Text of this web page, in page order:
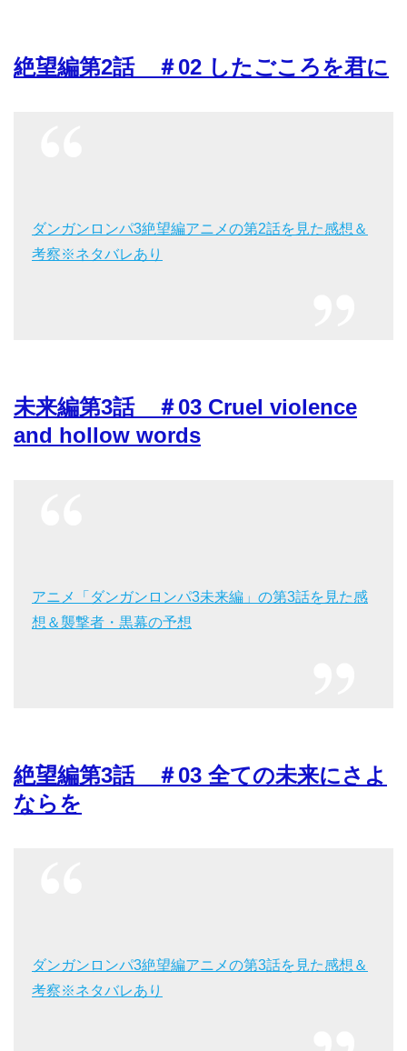
絶望編第2話 ＃02 したごころを君に
ダンガンロンパ3絶望編アニメの第2話を見た感想＆
考察※ネタバレあり
未来編第3話 ＃03 Cruel violence
and hollow words
アニメ「ダンガンロンパ3未来編」の第3話を見た感
想＆襲撃者・黒幕の予想
絶望編第3話 ＃03 全ての未来にさよ
ならを
ダンガンロンパ3絶望編アニメの第3話を見た感想＆
考察※ネタバレあり